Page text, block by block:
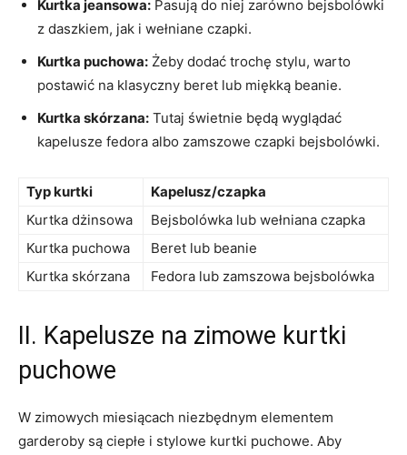
Kurtka jeansowa: Pasują​ do niej zarówno bejsbolówki⁤
z daszkiem, jak i wełniane czapki.
Kurtka‌ puchowa: Żeby dodać trochę stylu, warto
postawić na klasyczny⁢ beret lub miękką beanie.
Kurtka skórzana: Tutaj świetnie będą wyglądać
kapelusze fedora albo⁢ zamszowe czapki‍ bejsbolówki.
Typ kurtki
Kapelusz/czapka
Kurtka dżinsowa
Bejsbolówka lub wełniana⁤ czapka
Kurtka puchowa
Beret lub beanie
Kurtka skórzana
Fedora lub zamszowa bejsbolówka
II. Kapelusze na zimowe kurtki⁤
puchowe
W ⁣zimowych miesiącach niezbędnym elementem
garderoby są ciepłe i stylowe kurtki ‌puchowe. ⁢Aby